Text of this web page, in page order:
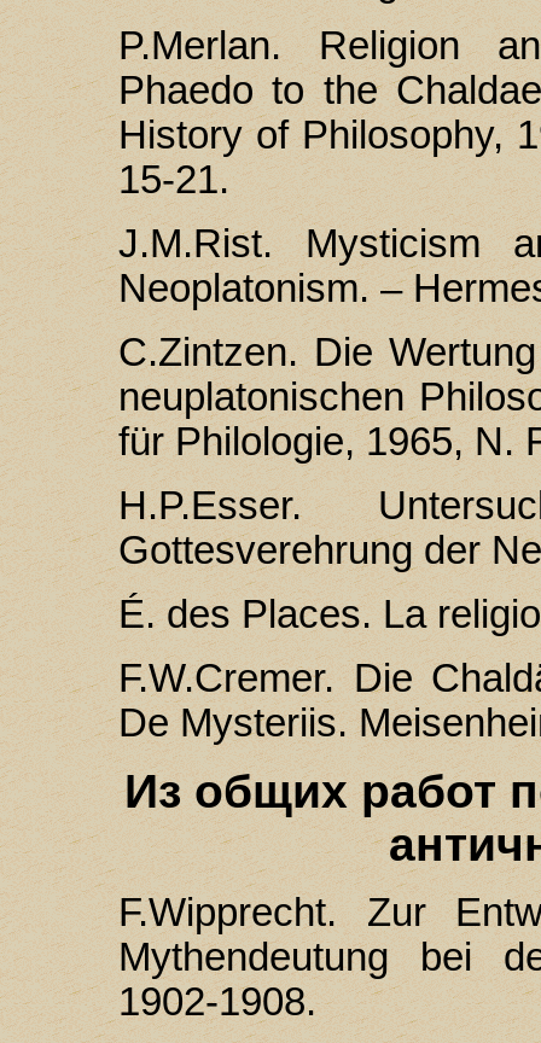
P.Merlan. Religion
Phaedo to the
History of Philosophy,
15-21.
J.M.Rist. Mysticism
Neoplatonism. –
С.Zintzen. Die
neuplatonischen
für Philologie, 1965, N.
H.P.Esser.
Gottesverehrung der
É. des Places. La
F.W.Cremer. Die
De Mysteriis.
Из общих работ
F.Wipprecht. Zur
Mythendeutung bei
1902-1908.